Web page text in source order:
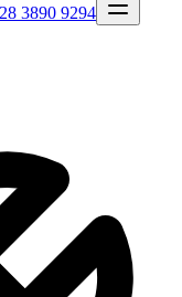
3890 9294